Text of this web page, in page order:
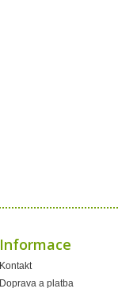
Informace
Kontakt
Doprava a platba